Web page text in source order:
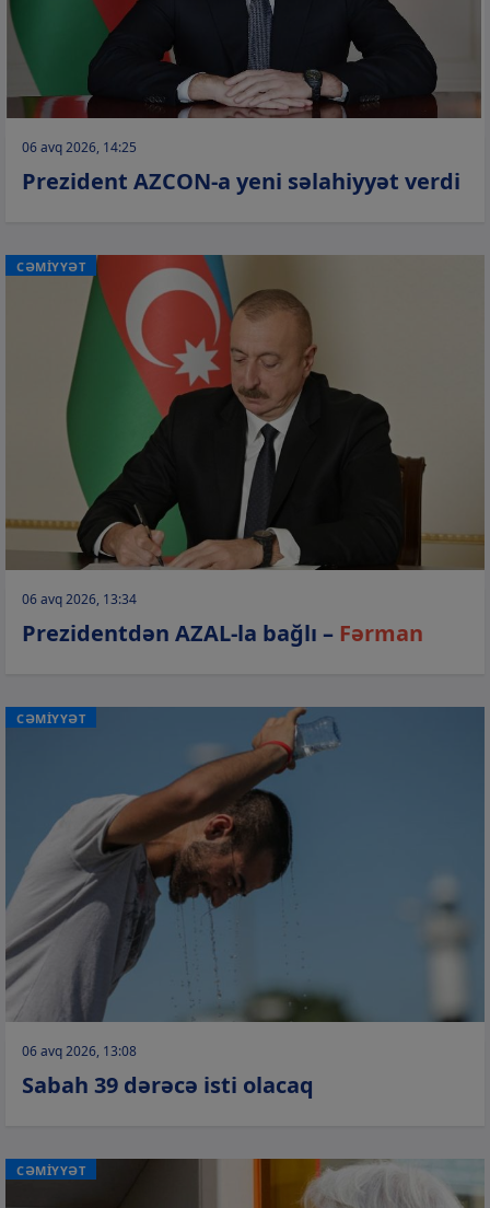
06 avq 2026, 14:25
Prezident AZCON-a yeni səlahiyyət verdi
CƏMİYYƏT
06 avq 2026, 13:34
Prezidentdən AZAL-la bağlı – Fərman
CƏMİYYƏT
06 avq 2026, 13:08
Sabah 39 dərəcə isti olacaq
CƏMİYYƏT